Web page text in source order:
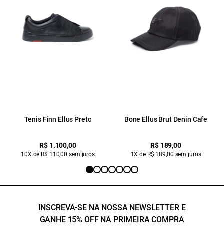
Tenis Finn Ellus Preto
R$ 1.100,00
10X de R$ 110,00 sem juros
Bone Ellus Brut Denin Cafe
R$ 189,00
1X de R$ 189,00 sem juros
INSCREVA-SE NA NOSSA NEWSLETTER E
GANHE 15% OFF NA PRIMEIRA COMPRA